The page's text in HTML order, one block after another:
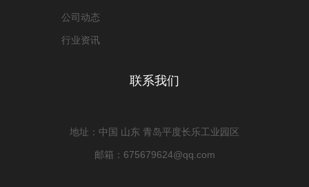
公司动态
行业资讯
联系我们
地址：中国 山东 青岛平度长乐工业园区
邮箱：675679624@qq.com